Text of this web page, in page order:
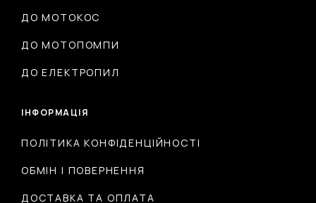
ДО МОТОКОС
ДО МОТОПОМПИ
ДО ЕЛЕКТРОПИЛ
ІНФОРМАЦІЯ
ПОЛІТИКА КОНФІДЕНЦІЙНОСТІ
ОБМІН І ПОВЕРНЕННЯ
ДОСТАВКА ТА ОПЛАТА